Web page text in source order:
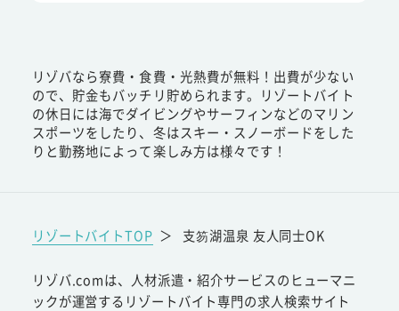
リゾバなら寮費・食費・光熱費が無料！出費が少ない
ので、貯金もバッチリ貯められます。リゾートバイト
の休日には海でダイビングやサーフィンなどのマリン
スポーツをしたり、冬はスキー・スノーボードをした
りと勤務地によって楽しみ方は様々です！
リゾートバイトTOP ＞ 支笏湖温泉 友人同士OK
リゾバ.comは、人材派遣・紹介サービスのヒューマニ
ックが運営するリゾートバイト専門の求人検索サイト